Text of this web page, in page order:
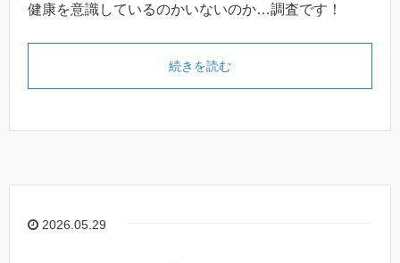
健康を意識しているのかいないのか…調査です！
続きを読む
2026.05.29